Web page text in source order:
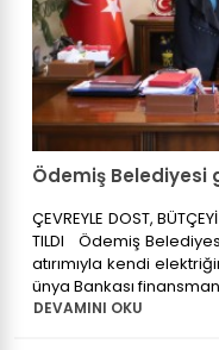
Ödemiş
ÇEVREYLE DOST,
TILDI Ödemiş
atırımıyla kendi
ünya Bankası
DEVAMINI OKU